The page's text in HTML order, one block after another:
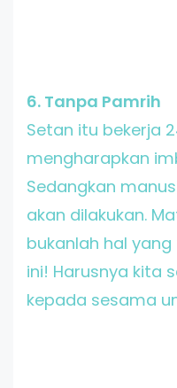
6. Tanpa Pamrih
Setan itu bekerja
mengharapkan
Sedangkan
akan dilakukan.
bukanlah hal
ini! Harusnya kita
kepada sesama